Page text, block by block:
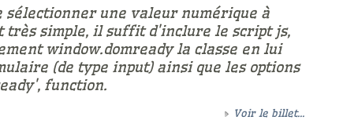
sélectionner une valeur numérique à
simple, il suffit d'inclure le script js,
window.domready la classe en lui
(de type input) ainsi que les options
function.
Voir le billet...